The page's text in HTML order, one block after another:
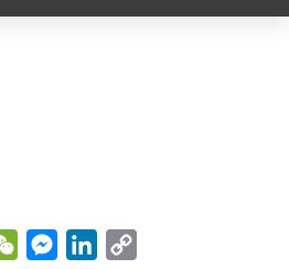
W
e
M
e
L